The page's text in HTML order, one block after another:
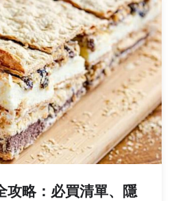
攻略：必買清單、隱